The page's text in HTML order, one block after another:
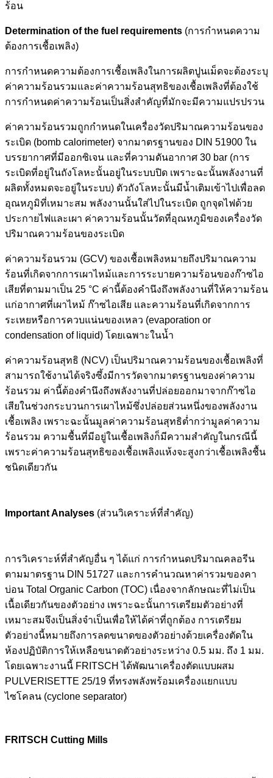
ร้อน
Determination of the fuel requirements (การกำหนดความ
ต้องการเชื้อเพลิง)
การกำหนดความต้องการเชื้อเพลิงในการผลิตปูนเม็ดจะต้องระบุ
ค่าความร้อนรวมและค่าความร้อนสุทธิของเชื้อเพลิงที่ต้องใช้
การกำหนดค่าความร้อนเป็นสิ่งสำคัญที่มักจะมีความแปรปรวน
ค่าความร้อนรวมถูกกำหนดในเครื่องวัดปริมาณความร้อนของ
ระเบิด (bomb calorimeter) จากมาตรฐานของ DIN 51900 ใน
บรรยากาศที่มีออกซิเจน และที่ความดันอากาศ 30 bar (การ
ระเบิดที่อยู่ในถังโลหะนั้นอยู่ในระบบปิด เพราะฉะนั้นพลังงานที่
ผลิตทั้งหมดจะอยู่ในระบบ) ตัวถังโลหะนั้นมีน้ำเติมเข้าไปเพื่อลด
อุณหภูมิที่เหมาะสม พลังงานนั้นใส่ไปในระเบิด ถูกจุดไฟด้วย
ประกายไฟและเผา ค่าความร้อนนั้นวัดที่อุณหภูมิของเครื่องวัด
ปริมาณความร้อนของระเบิด
ค่าความร้อนรวม (GCV) ของเชื้อเพลิงหมายถึงปริมาณความ
ร้อนที่เกิดจากการเผาไหม้และการระบายความร้อนของก๊าซไอ
เสียที่ตามมาเป็น 25 °C ค่านี้ต้องคำนึงถึงพลังงานที่ให้ความร้อน
แก่อากาศที่เผาไหม้ ก๊าซไอเสีย และความร้อนที่เกิดจากการ
ระเหยหรือการควบแน่นของเหลว (evaporation or
condensation of liquid) โดยเฉพาะในน้ำ
ค่าความร้อนสุทธิ (NCV) เป็นปริมาณความร้อนของเชื้อเพลิงที่
สามารถใช้งานได้จริงซึ้งมีการวัดจากมาตรฐานของค่าความ
ร้อนรวม ค่านี้ต้องคำนึงถึงพลังงานที่ปล่อยออกมาจากก๊าซไอ
เสียในช่วงกระบวนการเผาไหม้ซึ่งปล่อยส่วนหนึ่งของพลังงาน
เชื้อเพลิง เพราะฉะนั้นมูลค่าความร้อนสุทธิต่ำกว่ามูลค่าความ
ร้อนรวม ความชื้นที่มีอยู่ในเชื้อเพลิงก็มีความสำคัญในกรณีนี้
เพราะค่าความร้อนสุทธิของเชื้อเพลิงแห้งจะสูงกว่าเชื้อเพลิงชื้น
ชนิดเดียวกัน
Important Analyses (ส่วนวิเคราะห์ที่สำคัญ)
การวิเคราะห์ที่สำคัญอื่น ๆ ได้แก่ การกำหนดปริมาณคลอรีน
ตามมาตรฐาน DIN 51727 และการคำนวณหาค่ารวมของคา
บ่อน Total Organic Carbon (TOC) เนื่องจากลักษณะที่ไม่เป็น
เนื้อเดียวกันของตัวอย่าง เพราะฉะนั้นการเตรียมตัวอย่างที่
เหมาะสมจึงเป็นสิ่งจำเป็นเพื่อให้ได้ค่าที่ถูกต้อง การเตรียม
ตัวอย่างนี้หมายถึงการลดขนาดของตัวอย่างด้วยเครื่องตัดใน
ห้องปฏิบัติการให้เหลือขนาดตัวอย่างระหว่าง 0.5 มม. ถึง 1 มม.
โดยเฉพาะงานนี้ FRITSCH ได้พัฒนาเครื่องตัดแบบผสม
PULVERISETTE 25/19 ที่ทรงพลังพร้อมเครื่องแยกแบบ
ไซโคลน (cyclone separator)
FRITSCH Cutting Mills